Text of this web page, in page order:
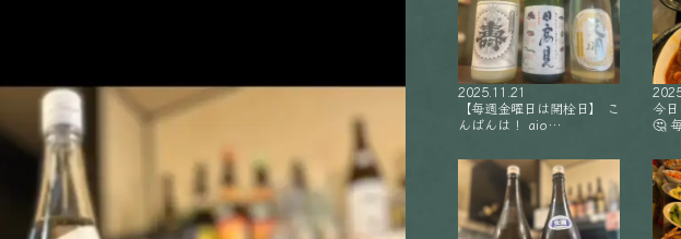
2025.11.21
【毎週金曜日は開栓日】 こ
んばんは！ aio…
今
🤔